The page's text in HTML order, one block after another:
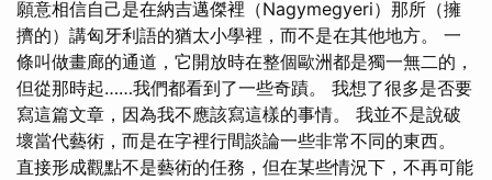
願意相信自己是在納吉邁傑裡（Nagymegyeri）那所（擁
擠的）講匈牙利語的猶太小學裡，而不是在其他地方。 一
條叫做畫廊的通道，它開放時在整個歐洲都是獨一無二的，
但從那時起……我們都看到了一些奇蹟。 我想了很多是否要
寫這篇文章，因為我不應該寫這樣的事情。 我並不是說破
壞當代藝術，而是在字裡行間談論一些非常不同的東西。
直接形成觀點不是藝術的任務，但在某些情況下，不再可能